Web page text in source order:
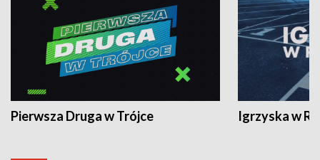
Pierwsza Druga w Trójce Igrzyska w